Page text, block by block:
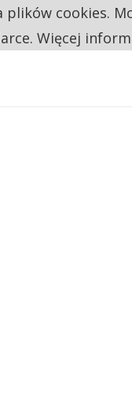
62
plików cookies.
Więcej